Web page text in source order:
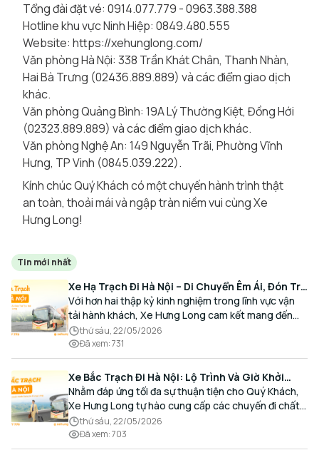
Tổng đài đặt vé: 0914.077.779 - 0963.388.388
Hotline khu vực Ninh Hiệp: 0849.480.555
Website: https://xehunglong.com/
Văn phòng Hà Nội: 338 Trần Khát Chân, Thanh Nhàn,
Hai Bà Trưng (02436.889.889) và các điểm giao dịch
khác.
Văn phòng Quảng Bình: 19A Lý Thường Kiệt, Đồng Hới
(02323.889.889) và các điểm giao dịch khác.
Văn phòng Nghệ An: 149 Nguyễn Trãi, Phường Vĩnh
Hưng, TP Vinh (0845.039.222).
Kính chúc Quý Khách có một chuyến hành trình thật
an toàn, thoải mái và ngập tràn niềm vui cùng Xe
Hưng Long!
Tin mới nhất
Xe Hạ Trạch Đi Hà Nội – Di Chuyển Êm Ái, Đón Trả
Tận Nơi Cùng Xe Hưng Long
Với hơn hai thập kỷ kinh nghiệm trong lĩnh vực vận
tải hành khách, Xe Hưng Long cam kết mang đến
cho Quý Khách một hành trình di chuyển trọn vẹn,
thoải mái và đúng giờ.
thứ sáu, 22/05/2026
Đã xem:731
Xe Bắc Trạch Đi Hà Nội: Lộ Trình Và Giờ Khởi
Hành Cùng Xe Hưng Long
Nhằm đáp ứng tối đa sự thuận tiện cho Quý Khách,
Xe Hưng Long tự hào cung cấp các chuyến đi chất
lượng cao, an toàn với lịch trình linh hoạt mỗi ngày.
thứ sáu, 22/05/2026
Đã xem:703